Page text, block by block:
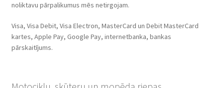
noliktavu pārpalikumus mēs netirgojam.
Visa, Visa Debit, Visa Electron, MasterCard un Debit MasterCard
kartes, Apple Pay, Google Pay, internetbanka, bankas
pārskaitījums.